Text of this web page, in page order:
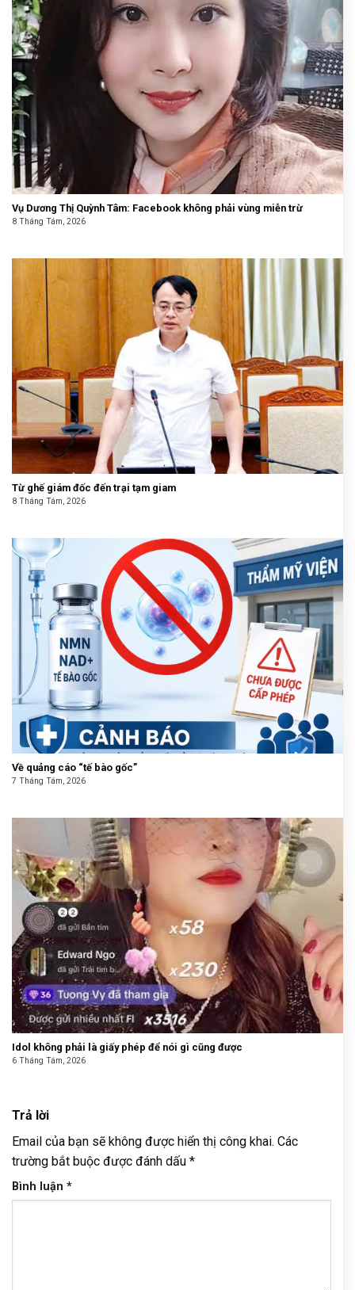
Vụ Dương Thị Quỳnh Tâm: Facebook không phải vùng miễn trừ
8 Tháng Tám, 2026
Từ ghế giám đốc đến trại tạm giam
8 Tháng Tám, 2026
Về quảng cáo “tế bào gốc”
7 Tháng Tám, 2026
Idol không phải là giấy phép để nói gì cũng được
6 Tháng Tám, 2026
Trả lời
Email của bạn sẽ không được hiển thị công khai. Các
trường bắt buộc được đánh dấu *
Bình luận *